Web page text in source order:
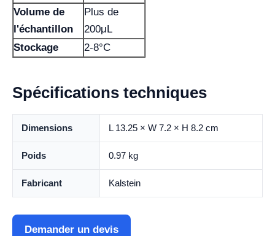
Volume de
l'échantillon
Plus de
200μL
Stockage
2-8°C
Spécifications techniques
Dimensions L 13.25 × W 7.2 × H 8.2 cm
Poids 0.97 kg
Fabricant Kalstein
Demander un devis